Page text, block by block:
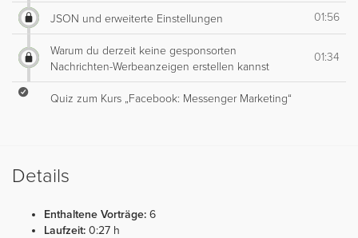
JSON und erweiterte Einstellungen 01:56
Warum du derzeit keine gesponsorten
Nachrichten-Werbeanzeigen erstellen kannst
01:34
Quiz zum Kurs „Facebook: Messenger Marketing“
Details
Enthaltene Vorträge: 6
Laufzeit: 0:27 h